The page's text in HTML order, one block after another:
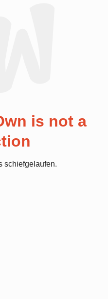
is not a
schiefgelaufen.